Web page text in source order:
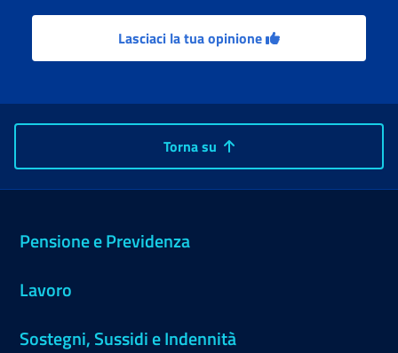
Lasciaci la tua opinione
Torna su
Pensione e Previdenza
Lavoro
Sostegni, Sussidi e Indennità